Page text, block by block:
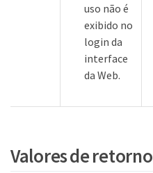
uso não é
exibido no
login da
interface
da Web.
Valores de retorno